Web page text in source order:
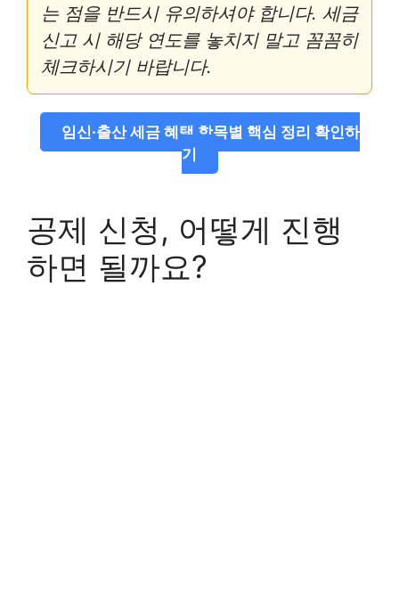
는 점을 반드시 유의하셔야 합니다. 세금
신고 시 해당 연도를 놓치지 말고 꼼꼼히
체크하시기 바랍니다.
임신·출산 세금 혜택 항목별 핵심 정리 확인하
기
공제 신청, 어떻게 진행
하면 될까요?